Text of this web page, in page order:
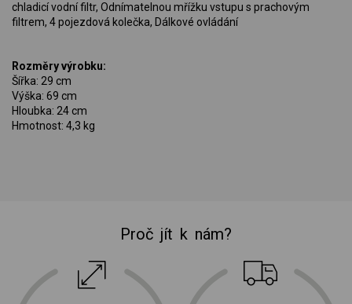
chladicí vodní filtr, Odnímatelnou mřížku vstupu s prachovým
filtrem, 4 pojezdová kolečka, Dálkové ovládání
Rozměry výrobku:
Šířka: 29 cm
Výška: 69 cm
Hloubka: 24 cm
Hmotnost: 4,3 kg
Proč jít k nám?